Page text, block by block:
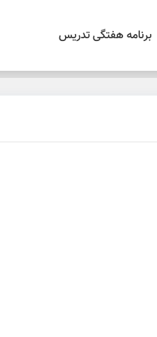
برنامه هفتگی تدریس